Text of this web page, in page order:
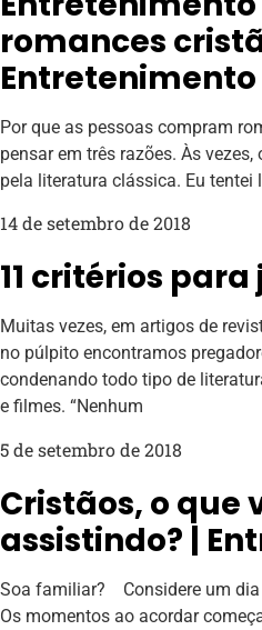
romances
Entretenimento
Por que as pessoas compram
pensar em três razões. Às
pela literatura clássica. Eu tentei
14 de setembro de 2018
11 critérios
Muitas vezes, em artigos de
no púlpito encontramos
condenando todo tipo de
e filmes. “Nenhum
5 de setembro de 2018
Cristãos, o que
assistindo? |
Soa familiar? Considere um
Os momentos ao acordar